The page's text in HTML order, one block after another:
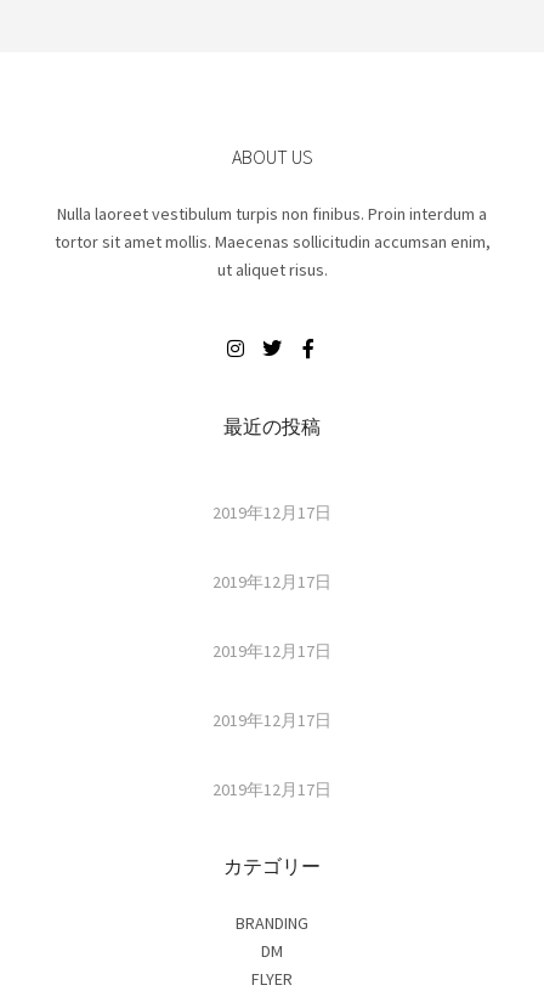
ABOUT US
Nulla laoreet vestibulum turpis non finibus. Proin interdum a
tortor sit amet mollis. Maecenas sollicitudin accumsan enim,
ut aliquet risus.
最近の投稿
2019年12月17日
2019年12月17日
2019年12月17日
2019年12月17日
2019年12月17日
カテゴリー
BRANDING
DM
FLYER